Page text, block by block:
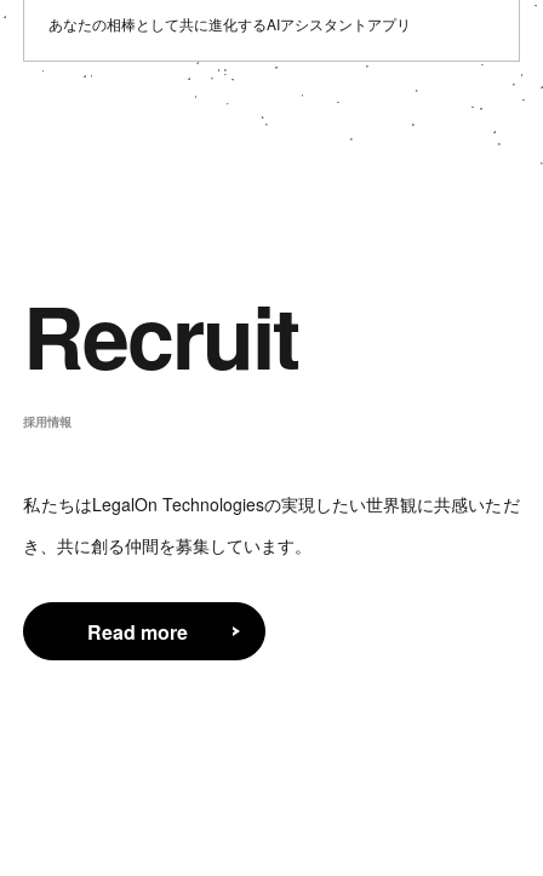
あなたの相棒として共に進化するAIアシスタントアプリ
Recruit
採用情報
私たちはLegalOn Technologiesの実現したい世界観に共感いただ
き、共に創る仲間を募集しています。
Read more
Read more